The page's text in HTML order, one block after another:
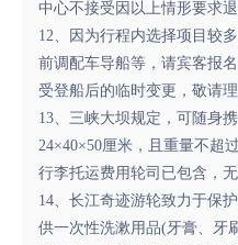
中心不接受因以上情形要求
12、因为行程内选择项目较
前调配车导船等，请宾客报
受登船后的临时变更，敬请理
13、三峡大坝规定，可随身
24×40×50厘米，且重量不超
行李托运费用轮司已包含，无
14、长江奇迹游轮致力于保
供一次性洗漱用品(牙膏、牙